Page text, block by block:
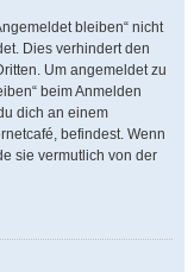
bleiben“ nicht
Dies verhindert den
Um angemeldet zu
beim Anmelden
dich an einem
befindest. Wenn
sie vermutlich von der